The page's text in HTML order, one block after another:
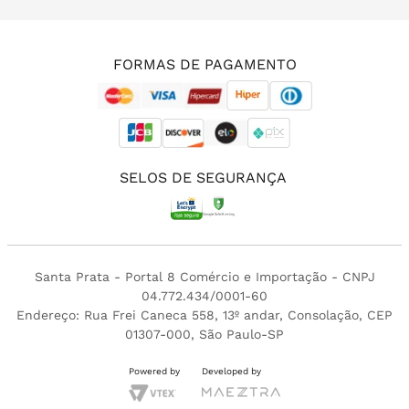
FORMAS DE PAGAMENTO
SELOS DE SEGURANÇA
Santa Prata - Portal 8 Comércio e Importação - CNPJ
04.772.434/0001-60
Endereço: Rua Frei Caneca 558, 13º andar, Consolação, CEP
01307-000, São Paulo-SP
Powered by Developed by